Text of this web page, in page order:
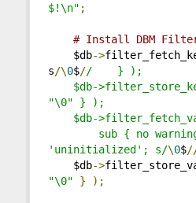
$!\n" ;
# Install DBM
$db->
s/\0$//    } );
$db-
"\0" } );
$db-
sub { no
'uninitialized'; s/\0$
$db->
"\0"
} );